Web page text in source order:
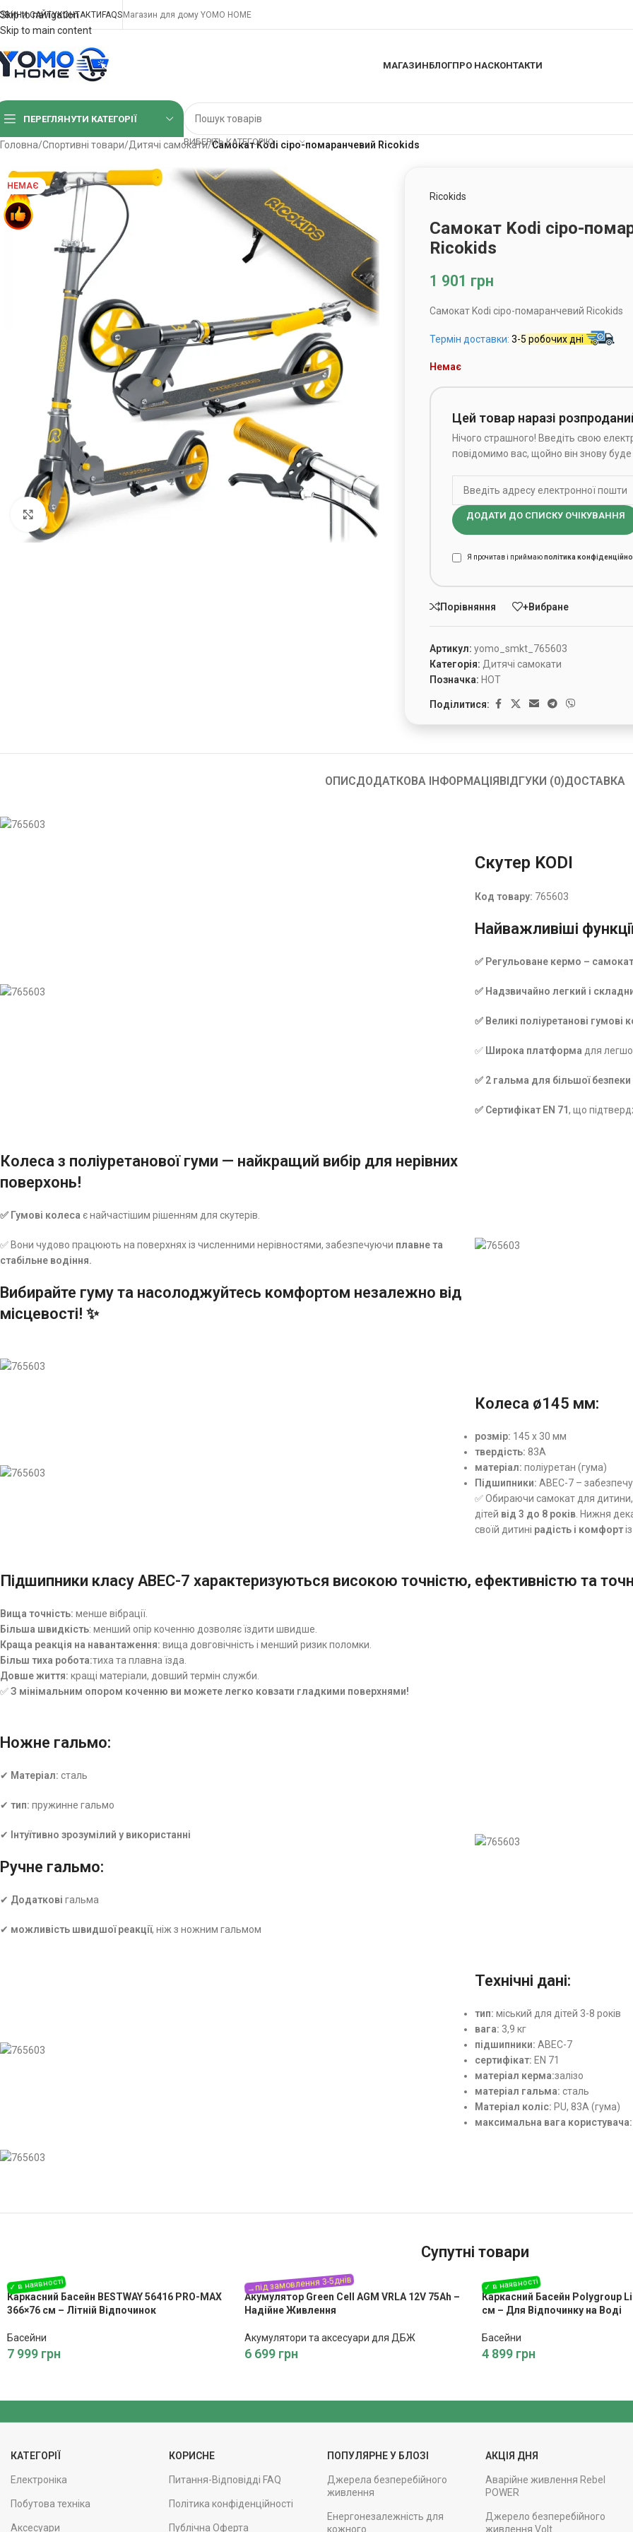
Skip to navigation
Skip to main content
САЙТУКОНТАКТИFAQSМагазин для дому YOMO HOME
МАГАЗИНБЛОГПРО НАСКОНТАКТИ
ПЕРЕГЛЯНУТИ КАТЕГОРІЇ
ВИБЕРІТЬ КАТЕГОРІЮ
Головна/Спортивні товари/Дитячі самокати/Самокат Kodi сіро-помаранчевий Ricokids
НЕМАЄ
Клацніть, щоб збільшити
Ricokids
Самокат Kodi сіро-
Ricokids
1 901 грн
Самокат Kodi сіро-помаранчевий Ricokids
Термін доставки:3-5 робочих дні
Немає
Цей товар наразі
Нічого страшного! Введіть свою
повідомимо вас, щойно він знову буде
ДОДАТИ ДО СПИСКУ ОЧІКУВАННЯ
Я прочитав і приймаюполітика
Порівняння +Вибране
Артикул:yomo_smkt_765603
Категорія: Дитячі самокати
Позначка: HOT
Поділитися:
ОПИСДОДАТКОВА ІНФОРМАЦІЯВІДГУКИ (0)ДОСТАВКА
Скутер KODI
Код товару: 765603
Найважливіші
✅ Регульоване кермо –
✅ Надзвичайно легкий і
✅ Великі поліуретанові гумові
✅ Широка платформа для
✅ 2 гальма для більшої
✅ Сертифікат EN 71, що
Колеса з поліуретанової гуми — найкращий вибір для нерівних
поверхонь!
✅ Гумові колеса є найчастішим рішенням для скутерів.
✅ Вони чудово працюють на поверхнях із численними нерівностями, забезпечуючи плавне та
стабільне водіння.
Вибирайте гуму та насолоджуйтесь комфортом незалежно від
місцевості! ✨
Колеса ø145 мм:
розмір: 145 x 30 мм
твердість: 83A
матеріал: поліуретан (гума)
Підшипники: ABEC-7 –
✅ Обираючи самокат для дитини,
дітей від 3 до 8 років . Нижня
своїй дитині радість і комфорт
Підшипники класу ABEC-7 характеризуються високою точністю, ефективністю та
Вища точність: менше вібрації.
Більша швидкість: менший опір коченню дозволяє їздити швидше.
Краща реакція на навантаження: вища довговічність і менший ризик поломки.
Більш тиха робота:тиха та плавна їзда.
Довше життя: кращі матеріали, довший термін служби.
✅З мінімальним опором коченню ви можете легко ковзати гладкими поверхнями!
Ножне гальмо:
✔ Матеріал: сталь
✔ тип: пружинне гальмо
✔ Інтуїтивно зрозумілий у використанні
Ручне гальмо:
✔ Додаткові гальма
✔ можливість швидшої реакції, ніж з ножним гальмом
Технічні дані:
тип: міський для дітей 3-8 років
вага: 3,9 кг
підшипники: ABEC-7
сертифікат: EN 71
матеріал керма:залізо
матеріал гальма: сталь
Матеріал коліс: PU, 83A (гума)
максимальна вага користувача:
Супутні товари
Каркасний Басейн BESTWAY 56416 PRO-MAX
366×76 см – Літній Відпочинок
Басейни
7 999 грн
Акумулятор Green Cell AGM VRLA 12V 75Ah –
Надійне Живлення
Акумулятори та аксесуари для ДБЖ
6 699 грн
Каркасний Басейн Polygroup
см – Для Відпочинку на Воді
Басейни
4 899 грн
КАТЕГОРІЇ
Електроніка
Побутова техніка
Аксесуари
КОРИСНЕ
Питання-Відповідді FAQ
Політика конфіденційності
Публічна Оферта
ПОПУЛЯРНЕ У БЛОЗІ
Джерела безперебійного
живлення
Енергонезалежність для
кожного
АКЦІЯ ДНЯ
Аварійне живлення Rebel
POWER
Джерело безперебійного
живлення Volt